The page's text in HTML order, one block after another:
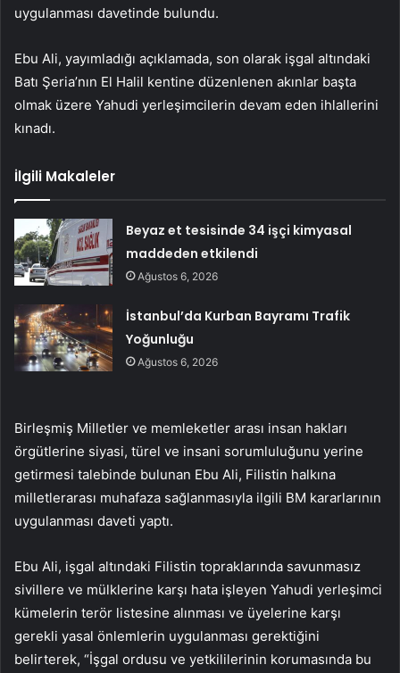
uygulanması davetinde bulundu.
Ebu Ali, yayımladığı açıklamada, son olarak işgal altındaki
Batı Şeria’nın El Halil kentine düzenlenen akınlar başta
olmak üzere Yahudi yerleşimcilerin devam eden ihlallerini
kınadı.
İlgili Makaleler
Beyaz et tesisinde 34 işçi kimyasal
maddeden etkilendi
Ağustos 6, 2026
İstanbul’da Kurban Bayramı Trafik
Yoğunluğu
Ağustos 6, 2026
Birleşmiş Milletler ve memleketler arası insan hakları
örgütlerine siyasi, türel ve insani sorumluluğunu yerine
getirmesi talebinde bulunan Ebu Ali, Filistin halkına
milletlerarası muhafaza sağlanmasıyla ilgili BM kararlarının
uygulanması daveti yaptı.
Ebu Ali, işgal altındaki Filistin topraklarında savunmasız
sivillere ve mülklerine karşı hata işleyen Yahudi yerleşimci
kümelerin terör listesine alınması ve üyelerine karşı
gerekli yasal önlemlerin uygulanması gerektiğini
belirterek, “İşgal ordusu ve yetkililerinin korumasında bu